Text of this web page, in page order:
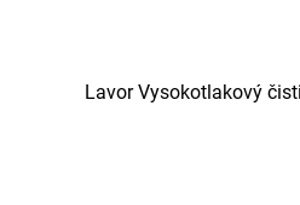
Lavor Vysokotlakový